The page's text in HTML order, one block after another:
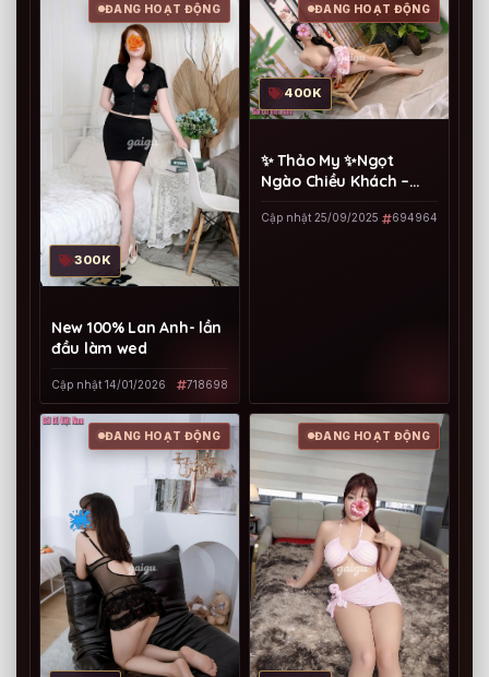
ĐANG HOẠT ĐỘNG
300K
New 100% Lan Anh- lần
đầu làm wed
Cập nhật 14/01/2026 718698
ĐANG HOẠT ĐỘNG
400K
✨ Thảo My ✨Ngọt
Ngào Chiều Khách –
Cập nhật 25/09/2025 694964
ĐANG HOẠT ĐỘNG ĐANG HOẠT ĐỘNG